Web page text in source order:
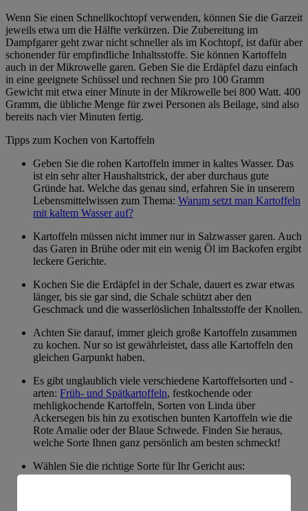
Wenn Sie einen Schnellkochtopf verwenden, können Sie die Garzeit
jeweils etwa um die Hälfte verkürzen. Die Zubereitung im
Dampfgarer geht zwar nicht schneller als im Kochtopf, ist dafür aber
schonender für empfindliche Inhaltsstoffe. Sie können Kartoffeln
auch in der Mikrowelle garen. Geben Sie die Erdäpfel dazu einfach
in eine geeignete Schüssel und rechnen Sie pro 100 Gramm
Gewicht mit etwa einer Minute in der Mikrowelle bei 800 Watt. 400
Gramm, die übliche Menge für zwei Personen als Beilage, sind also
bereits nach vier Minuten fertig.
Tipps zum Kochen von Kartoffeln
Geben Sie die rohen Kartoffeln immer in kaltes Wasser. Das
ist ein sehr alter Haushaltstrick, der aber durchaus gute
Gründe hat. Welche das genau sind, erfahren Sie in unserem
Lebensmittelwissen zum Thema: Warum setzt man Kartoffeln
mit kaltem Wasser auf?
Kartoffeln müssen nicht immer nur in Salzwasser garen. Auch
das Garen in Brühe oder mit ein wenig Öl im Backofen ergibt
leckere Gerichte.
Kochen Sie die Erdäpfel in der Schale, dauert es zwar etwas
länger, bis sie gar sind, die Schale schützt aber den
Geschmack und die wasserlöslichen Inhaltsstoffe der Knollen.
Achten Sie darauf, immer gleich große Kartoffeln zusammen
zu kochen. Nur so ist gewährleistet, dass alle Kartoffeln den
gleichen Garpunkt haben.
Es gibt unglaublich viele verschiedene Kartoffelsorten und -
arten: Früh- und Spätkartoffeln, festkochende oder
mehligkochende Kartoffeln, Sorten von Linda über
Ackersegen bis hin zu exotischen bunten Kartoffeln wie die
Rote Amalie oder der Blaue Schwede. Finden Sie heraus,
welche Sorte Ihnen ganz persönlich am besten schmeckt!
Wählen Sie die richtige Sorte für Ihr Gericht aus:
Festkochende Sorten eignen sich für Bratkartoffeln,